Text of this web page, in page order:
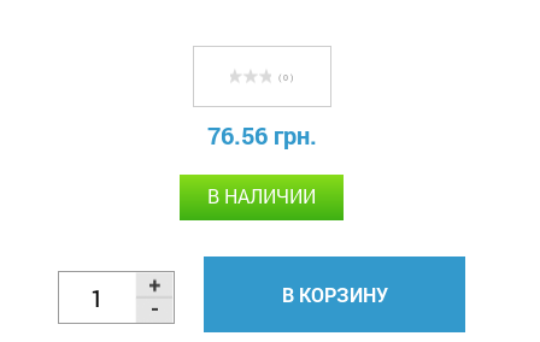
( 0 )
76.56 грн.
В НАЛИЧИИ
В КОРЗИНУ